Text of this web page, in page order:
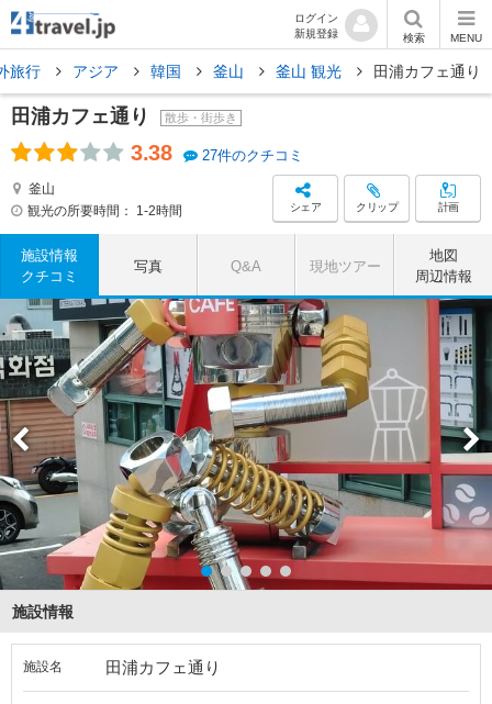
ログイン
新規登録
検索 MENU
旅行 アジア 韓国 釜山 釜山 観光 田浦カフェ通り
田浦カフェ通り 散歩・街歩き
3.38 27件のクチコミ
釜山
観光の所要時間：
1-2時間 シェア クリップ 計画
施設情報
クチコミ
写真 Q&A 現地ツアー
地図
周辺情報
施設情報
施設名 田浦カフェ通り